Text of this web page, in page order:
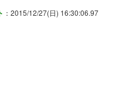
：2015/12/27(日) 16:30:06.97